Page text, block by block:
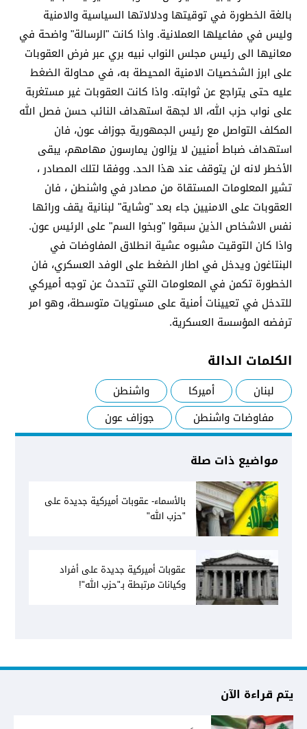
بالغة الخطورة في توقيتها ودلالاتها السياسية والامنية
وليس في مفاعيلها العملانية. واذا كانت "الرسالة" واضحة في
معانيها الى رئيس مجلس النواب نبيه بري عبر فرض العقوبات
على ابرز الشخصيات الامنية المحيطة به، في محاولة الضغط
عليه حتى يتراجع عن ثوابته. واذا كانت العقوبات غير مستغربة
على نواب حزب الله، الا لجهة استهداف النائب حسن فصل الله
المكلف التواصل مع رئيس الجمهورية جوزاف عون، فان
استهداف ضباط أمنيين لا يزالون يمارسون مهامهم، يبقى
الأخطر لانه لن يتوقف عند هذا الحد. ووفقا لتلك المصادر ،
تشير المعلومات المستقاة من مصادر في واشنطن ، فان
العقوبات على الامنيين جاء بعد "وشاية" لبنانية يقف ورائها
نفس الاشخاص الذين سبقوا "وبخوا السم" على الرئيس عون.
واذا كان التوقيت مشبوه عشية انطلاق المفاوضات في
البنتاغون ويدخل في اطار الضغط على الوفد العسكري، فان
الخطورة تكمن في المعلومات التي تتحدث عن توجه أميركي
للتدخل في تعيينات أمنية على مستويات متوسطة، وهو امر
ترفضه المؤسسة العسكرية.
الكلمات الدالة
لبنان أميركا
واشنطن
مفاوضات واشنطن
جوزاف عون
مواضيع ذات صلة
بالأسماء- عقوبات أميركية جديدة على
"حزب الله"
عقوبات أميركية جديدة على أفراد
وكيانات مرتبطة بـ"حزب الله"!
يتم قراءة الآن